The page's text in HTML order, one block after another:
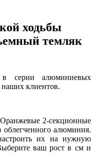
ходьбы
темляк
серии алюминиевых
клиентов.
Оранжевые 2-секционные
облегченного алюминия.
их на нужную
ваш рост в см и